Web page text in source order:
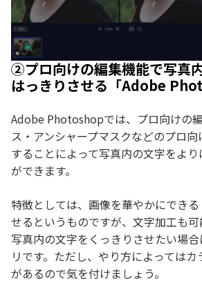
②プロ向けの編集機能で写真
はっきりさせる「Adobe
Adobe Photoshopでは、プロ向けの
ス・アンシャープマスクなどのプロ
することによって写真内の文字をよ
ができます。
特徴としては、画像を華やかにでき
せるというものですが、文字加工も可
写真内の文字をくっきりさせたい場
リです。ただし、やり方によっては
があるので気を付けましょう。